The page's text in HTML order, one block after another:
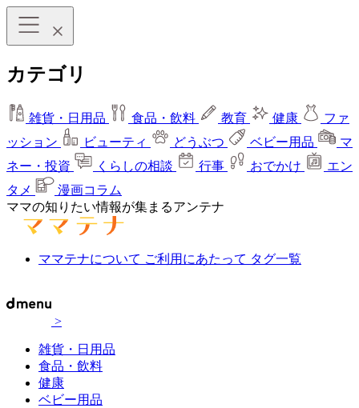
カテゴリ
雑貨・日用品 食品・飲料 教育 健康
ファ
ッション
ビューティ どうぶつ ベビー用品
マ
ネー・投資
くらしの相談 行事 おでかけ
エン
タメ
漫画コラム
ママの知りたい情報が集まるアンテナ
ママテナについて ご利用にあたって タグ一覧
>
雑貨・日用品
食品・飲料
健康
ベビー用品